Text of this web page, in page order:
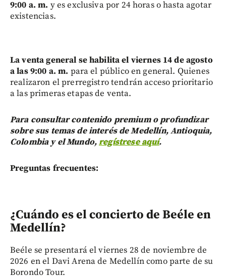
9:00 a. m. y es exclusiva por 24 horas o hasta agotar
existencias.
La venta general se habilita el viernes 14 de agosto
a las 9:00 a. m. para el público en general. Quienes
realizaron el prerregistro tendrán acceso prioritario
a las primeras etapas de venta.
Para consultar contenido premium o profundizar
sobre sus temas de interés de Medellín, Antioquia,
Colombia y el Mundo,regístrese aquí.
Preguntas frecuentes:
¿Cuándo es el concierto de Beéle en
Medellín?
Beéle se presentará el viernes 28 de noviembre de
2026 en el Davi Arena de Medellín como parte de su
Borondo Tour.